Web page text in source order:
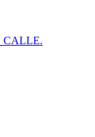
CALLE.